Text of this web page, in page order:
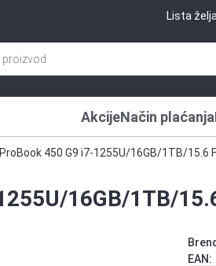
Lista želja
AkcijeNačin plaćanja
450 G9 i7-1255U/16GB/1TB/
16GB/1TB/
EAN: